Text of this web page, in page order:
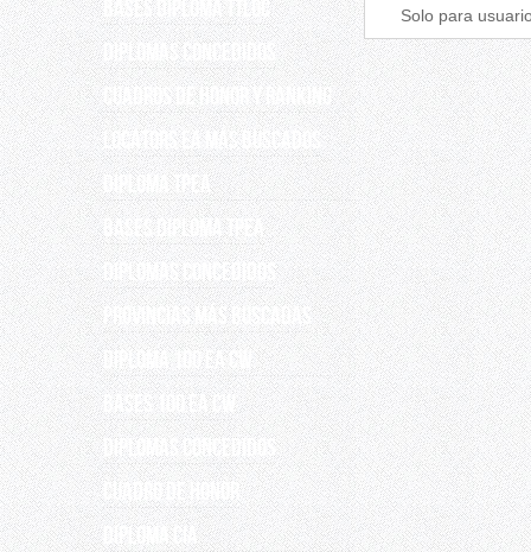
Bases Diploma TTLOC
DIPLOMAS CONCEDIDOS
Cuadros de Honor y Ranking
Locators EA más buscados
DIPLOMA TPEA
BASES DIPLOMA TPEA
DIPLOMAS CONCEDIDOS
Provincias más buscadas
DIPLOMA 100 EA CW
BASES 100 EA CW
DIPLOMAS CONCEDIDOS
Cuadro de Honor
DIPLOMA CIA
Solo para